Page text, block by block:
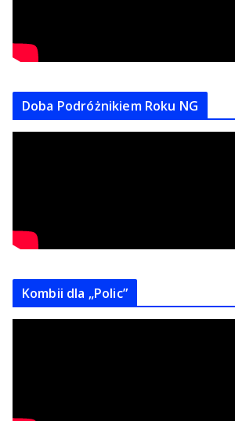
Doba Podróżnikiem Roku NG
Kombii dla „Polic”